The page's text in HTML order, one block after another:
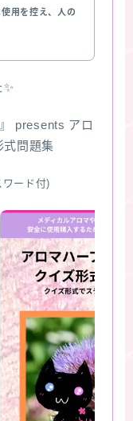
用を控え、人の
presents アロ
式問題集
ード付)